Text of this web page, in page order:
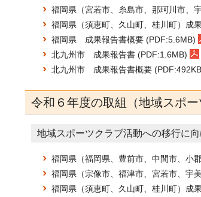
福岡県（宮若市、糸島市、那珂川市、
福岡県（須恵町、久山町、桂川町）成
福岡県 成果報告書概要 (PDF:5.6MB)
北九州市 成果報告書 (PDF:1.6MB)
北九州市 成果報告書概要
令和６年度の取組（地域スポ
地域スポーツクラブ活動への移行に
福岡県（福岡県、豊前市、中間市、小
福岡県（宗像市、福津市、宮若市、宇
福岡県（須恵町、久山町、桂川町）成